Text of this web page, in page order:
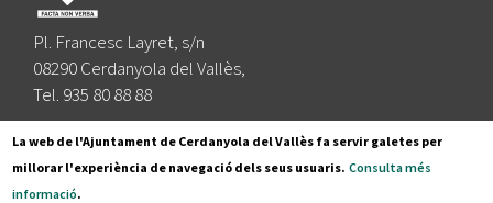
Pl. Francesc Layret, s/n
08290 Cerdanyola del Vallès,
Tel. 935 80 88 88
Segueix-nos a:
La web de l'Ajuntament de Cerdanyola del Vallès fa servir galetes per
millorar l'experiència de navegació dels seus usuaris. Consulta més
informació.